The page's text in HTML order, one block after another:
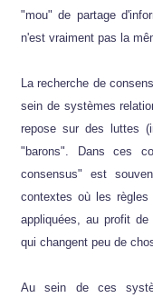
"mou" de partage
n'est vraiment pas la
La recherche de
sein de systèmes
repose sur des luttes
"barons". Dans ces
consensus" est
contextes où les
appliquées, au profit
qui changent peu de
Au sein de ces